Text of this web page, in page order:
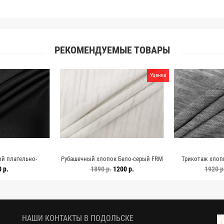
РЕКОМЕНДУЕМЫЕ ТОВАРЫ
плательно-
Н29/1 M10
р.
Уценка
Рубашечный хлопок Бело-серый FRM
H001 FF11 16052670
1890 р.1200 р.
Трикотаж
кулирка Серый
1920
НАШИ КОНТАКТЫ В ПОДОЛЬСКЕ